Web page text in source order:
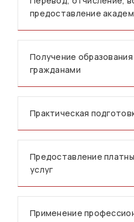
предоставление
Получение
гражданами
Практическая
Предоставление
услуг
Применение